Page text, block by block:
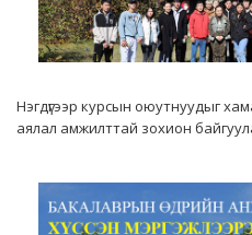
Нэгдүгээр курсын оюутнуудыг
аялал амжилттай зохион